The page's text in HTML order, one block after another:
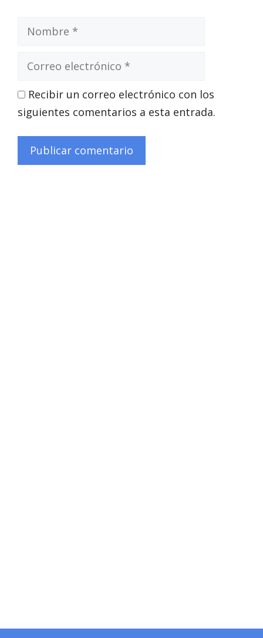
Nombre
Correo
electrónico
Recibir un correo electrónico con los
siguientes comentarios a esta entrada.